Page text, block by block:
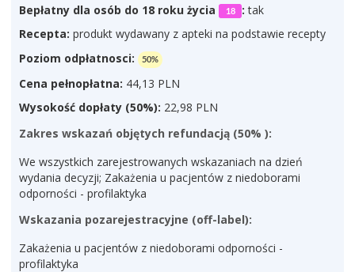
Bepłatny dla osób do 18 roku życia 18 : tak
Recepta: produkt wydawany z apteki na podstawie recepty
Poziom odpłatnosci:
50%
Cena pełnopłatna: 44,13 PLN
Wysokość dopłaty (50%): 22,98 PLN
Zakres wskazań objętych refundacją (50% ):
We wszystkich zarejestrowanych wskazaniach na dzień
wydania decyzji; Zakażenia u pacjentów z niedoborami
odporności - profilaktyka
Wskazania pozarejestracyjne (off-label):
Zakażenia u pacjentów z niedoborami odporności -
profilaktyka